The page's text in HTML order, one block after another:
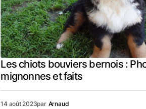
Les chiots bouviers bernois :
mignonnes et faits
14 août 2023par Arnaud